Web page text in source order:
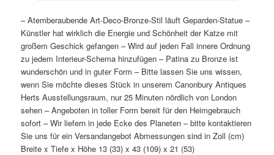
– Atemberaubende Art-Deco-Bronze-Stil läuft Geparden-Statue –
Künstler hat wirklich die Energie und Schönheit der Katze mit
großem Geschick gefangen – Wird auf jeden Fall innere Ordnung
zu jedem Interieur-Schema hinzufügen – Patina zu Bronze ist
wunderschön und in guter Form – Bitte lassen Sie uns wissen,
wenn Sie möchte dieses Stück in unserem Canonbury Antiques
Herts Ausstellungsraum, nur 25 Minuten nördlich von London
sehen – Angeboten in toller Form bereit für den Heimgebrauch
sofort – Wir liefern in jede Ecke des Planeten – bitte kontaktieren
Sie uns für ein Versandangebot Abmessungen sind in Zoll (cm)
Breite x Tiefe x Höhe 13 (33) x 43 (109) x 21 (53)